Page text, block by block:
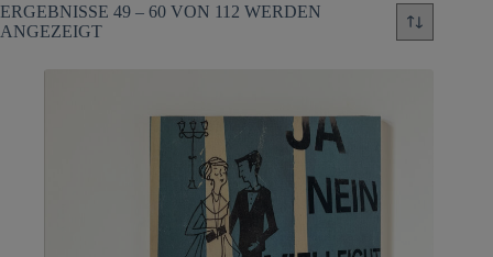
ERGEBNISSE 49 – 60 VON 112 WERDEN
ANGEZEIGT